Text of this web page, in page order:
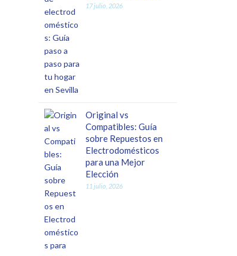
17 julio, 2026
Original vs
Compatibles: Guía
sobre Repuestos en
Electrodomésticos
para una Mejor
Elección
11 julio, 2026